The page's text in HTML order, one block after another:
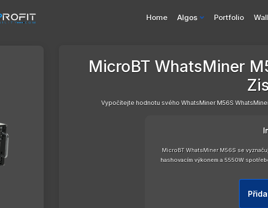
Home Algos Portfolio
MicroBT WhatsMiner
Vypočítejte hodnotu svého WhatsMiner M56S
MicroBT WhatsMiner M56S se
hashovacím výkonem a 5550W